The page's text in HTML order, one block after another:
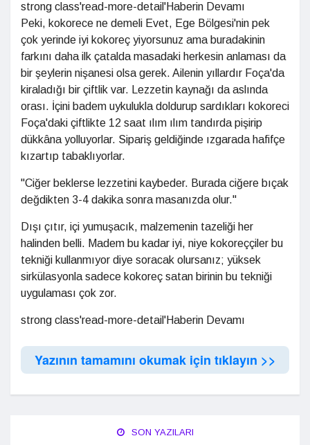
strong class'read-more-detail'Haberin Devamı
Peki, kokorece ne demeli Evet, Ege Bölgesi'nin pek
çok yerinde iyi kokoreç yiyorsunuz ama buradakinin
farkını daha ilk çatalda masadaki herkesin anlaması da
bir şeylerin nişanesi olsa gerek. Ailenin yıllardır Foça'da
kiraladığı bir çiftlik var. Lezzetin kaynağı da aslında
orası. İçini badem uykulukla doldurup sardıkları kokoreci
Foça'daki çiftlikte 12 saat ılım ılım tandırda pişirip
dükkâna yolluyorlar. Sipariş geldiğinde ızgarada hafifçe
kızartıp tabaklıyorlar.
"Ciğer beklerse lezzetini kaybeder. Burada ciğere bıçak
değdikten 3-4 dakika sonra masanızda olur."
Dışı çıtır, içi yumuşacık, malzemenin tazeliği her
halinden belli. Madem bu kadar iyi, niye kokoreççiler bu
tekniği kullanmıyor diye soracak olursanız; yüksek
sirkülasyonla sadece kokoreç satan birinin bu tekniği
uygulaması çok zor.
strong class'read-more-detail'Haberin Devamı
Yazının tamamını okumak için tıklayın >>
SON YAZILARI